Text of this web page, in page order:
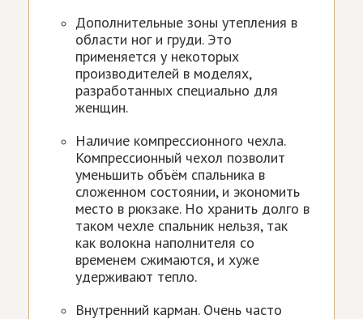
Дополнительные зоны утепления в
области ног и груди. Это
применяется у некоторых
производителей в моделях,
разработанных специально для
женщин.
Наличие компрессионного чехла.
Компрессионный чехол позволит
уменьшить объём спальника в
сложенном состоянии, и экономить
место в рюкзаке. Но хранить долго в
таком чехле спальник нельзя, так
как волокна наполнителя со
временем сжимаются, и хуже
удерживают тепло.
Внутренний карман. Очень часто